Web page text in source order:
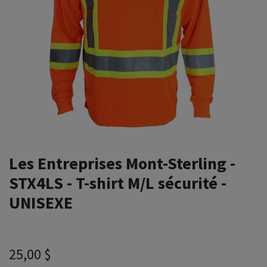
Les Entreprises Mont-Sterling -
STX4LS - T-shirt M/L sécurité -
UNISEXE
25,00 $